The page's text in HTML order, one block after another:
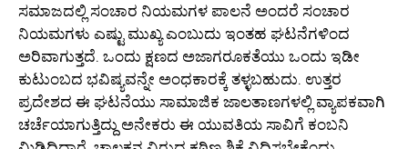
ಸಮಾಜದಲ್ಲಿ ಸಂಚಾರ ನಿಯಮಗಳ ಪಾಲನೆ ಅಂದರೆ ಸಂಚಾರ
ನಿಯಮಗಳು ಎಷ್ಟು ಮುಖ್ಯ ಎಂಬುದು ಇಂತಹ ಘಟನೆಗಳಿಂದ
ಅರಿವಾಗುತ್ತದೆ. ಒಂದು ಕ್ಷಣದ ಅಜಾಗರೂಕತೆಯು ಒಂದು ಇಡೀ
ಕುಟುಂಬದ ಭವಿಷ್ಯವನ್ನೇ ಅಂಧಕಾರಕ್ಕೆ ತಳ್ಳಬಹುದು. ಉತ್ತರ
ಪ್ರದೇಶದ ಈ ಘಟನೆಯು ಸಾಮಾಜಿಕ ಜಾಲತಾಣಗಳಲ್ಲಿ ವ್ಯಾಪಕವಾಗಿ
ಚರ್ಚೆಯಾಗುತ್ತಿದ್ದು ಅನೇಕರು ಈ ಯುವತಿಯ ಸಾವಿಗೆ ಕಂಬನಿ